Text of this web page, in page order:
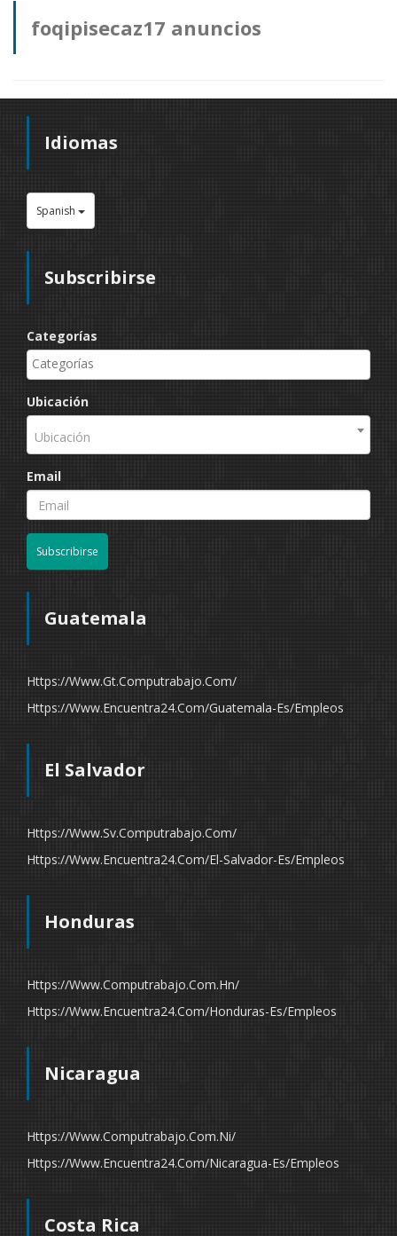
foqipisecaz17 anuncios
Idiomas
Spanish
Subscribirse
Categorías
Ubicación
Ubicación
Email
Subscribirse
Guatemala
Https://www.gt.computrabajo.com/
Https://www.encuentra24.com/guatemala-Es/empleos
El Salvador
Https://www.sv.computrabajo.com/
Https://www.encuentra24.com/el-Salvador-Es/empleos
Honduras
Https://www.computrabajo.com.hn/
Https://www.encuentra24.com/honduras-Es/empleos
Nicaragua
Https://www.computrabajo.com.ni/
Https://www.encuentra24.com/nicaragua-Es/empleos
Costa Rica